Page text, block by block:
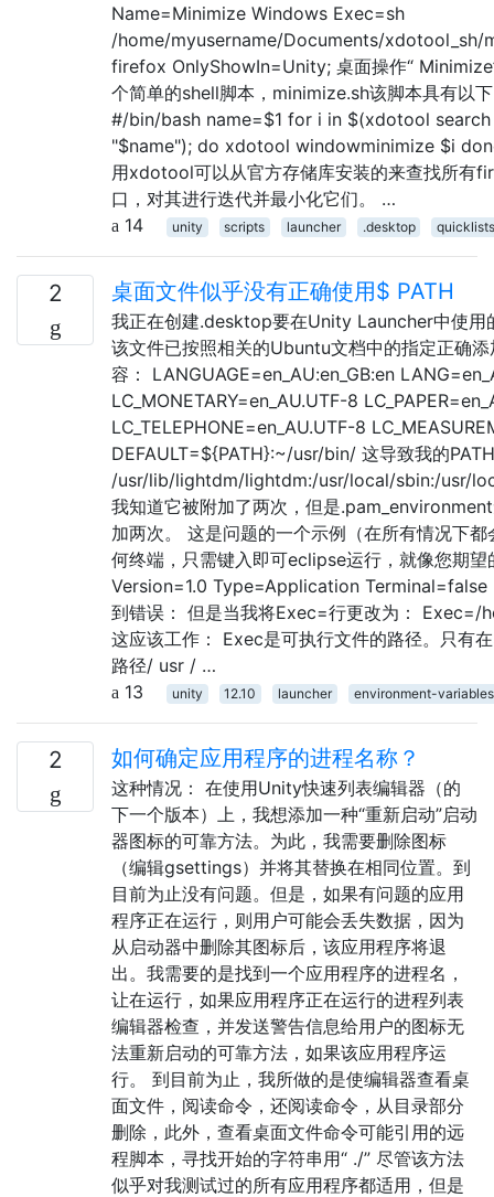
Name=Minimize Windows Exec=sh
/home/myusername/Documents/xdotool_sh/
firefox OnlyShowIn=Unity; 桌面操作“
个简单的shell脚本，minimize.sh该脚本具有以
#/bin/bash name=$1 for i in $(xdotool
"$name"); do xdotool windowminimize $i
用xdotool可以从官方存储库安装的来查找所有
口，对其进行迭代并最小化它们。 …
14
unity scripts launcher .desktop
2 桌面文件似乎没有正确使用$ PATH
我正在创建.desktop要在Unity Launcher中使用
该文件已按照相关的Ubuntu文档中的指定正确
容： LANGUAGE=en_AU:en_GB:en
LC_MONETARY=en_AU.UTF-8
LC_TELEPHONE=en_AU.UTF-8
DEFAULT=${PATH}:~/usr/bin/ 这导致我的
/usr/lib/lightdm/lightdm:/usr/local/sbin:/usr/
我知道它被附加了两次，但是
加两次。 这是问题的一个示例（在所有情况下
何终端，只需键入即可eclipse运行，就像您期
Version=1.0 Type=Application
到错误： 但是当我将Exec=行更改为： Exec=/
这应该工作： Exec是可执行文件的路径。只有
路径/ usr / …
13
unity 12.10 launcher environment-variables
2 如何确定应用程序的进程名称？
这种情况： 在使用Unity快速列表编辑器（的
下一个版本）上，我想添加一种“重新启动”启动
器图标的可靠方法。为此，我需要删除图标
（编辑gsettings）并将其替换在相同位置。到
目前为止没有问题。但是，如果有问题的应用
程序正在运行，则用户可能会丢失数据，因为
从启动器中删除其图标后，该应用程序将退
出。我需要的是找到一个应用程序的进程名，
让在运行，如果应用程序正在运行的进程列表
编辑器检查，并发送警告信息给用户的图标无
法重新启动的可靠方法，如果该应用程序运
行。 到目前为止，我所做的是使编辑器查看桌
面文件，阅读命令，还阅读命令，从目录部分
删除，此外，查看桌面文件命令可能引用的远
程脚本，寻找开始的字符串用“ ./” 尽管该方法
似乎对我测试过的所有应用程序都适用，但是